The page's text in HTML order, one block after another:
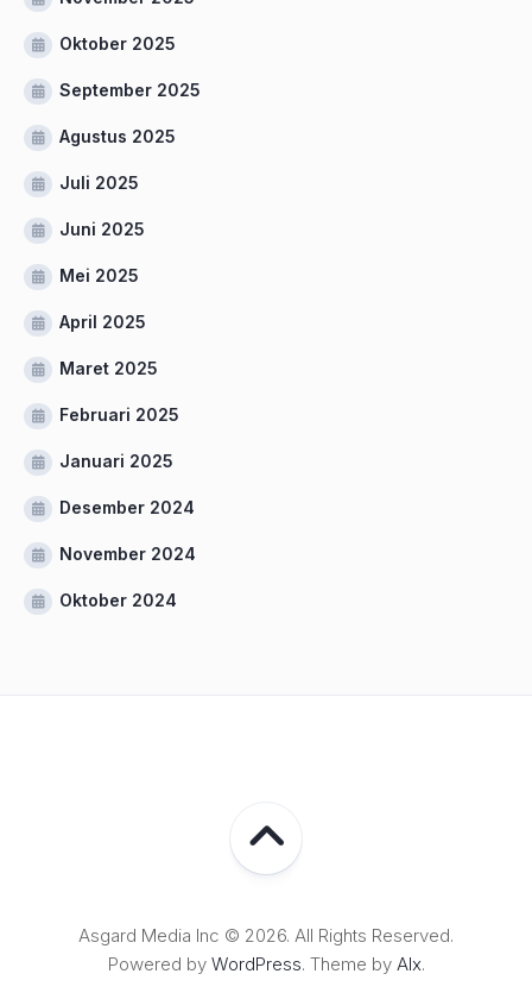
Oktober 2025
September 2025
Agustus 2025
Juli 2025
Juni 2025
Mei 2025
April 2025
Maret 2025
Februari 2025
Januari 2025
Desember 2024
November 2024
Oktober 2024
Asgard Media Inc © 2026. All Rights Reserved.
Powered by WordPress. Theme by Alx.